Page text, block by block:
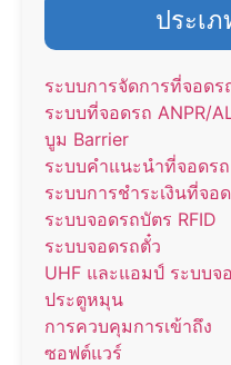
ประเ
ระบบการจัดการที่จอดร
ระบบที่จอดรถ ANPR/
บูม Barrier
ระบบคำแนะนำที่จอดรถ
ระบบการชำระเงินที่จอ
ระบบจอดรถบัตร RFID
ระบบจอดรถตั๋ว
UHF และแอมป์ ระบบจ
ประตูหมุน
การควบคุมการเข้าถึง
ซอฟต์แวร์